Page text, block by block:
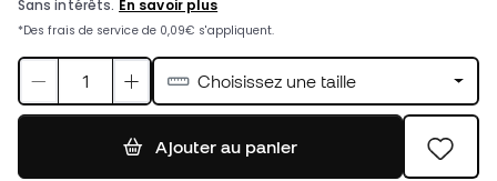
Choisissez une taille
Ajouter au panier